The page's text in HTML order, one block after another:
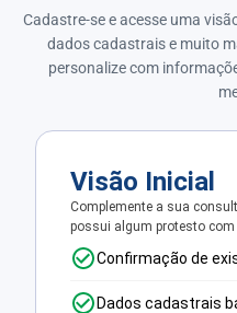
Cadastre-se e acesse uma
dados cadastrais e muito
personalize com
Visão Inicial
Complemente a sua
possui algum protesto com
Confirmação de
Dados cadastrais